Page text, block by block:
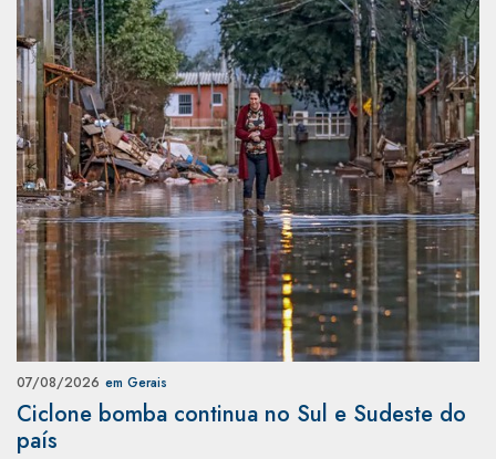
07/08/2026 em Gerais
Ciclone bomba continua no Sul e Sudeste do
país